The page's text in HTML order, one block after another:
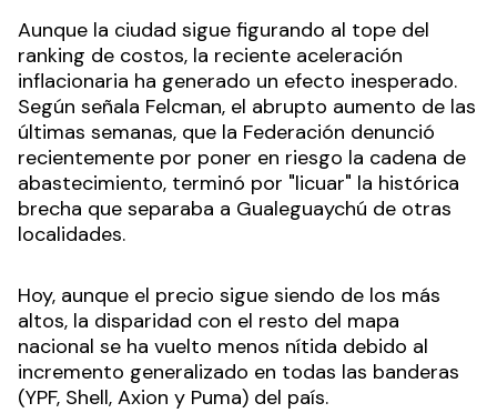
Aunque la ciudad sigue figurando al tope del
ranking de costos, la reciente aceleración
inflacionaria ha generado un efecto inesperado.
Según señala Felcman, el abrupto aumento de las
últimas semanas, que la Federación denunció
recientemente por poner en riesgo la cadena de
abastecimiento, terminó por "licuar" la histórica
brecha que separaba a Gualeguaychú de otras
localidades.
Hoy, aunque el precio sigue siendo de los más
altos, la disparidad con el resto del mapa
nacional se ha vuelto menos nítida debido al
incremento generalizado en todas las banderas
(YPF, Shell, Axion y Puma) del país.